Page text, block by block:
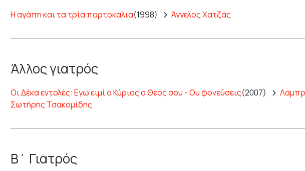
Η αγάπη και τα τρία πορτοκάλια(1998) Άγγελος Χατζάς
Άλλος γιατρός
Οι Δέκα εντολές: Εγώ ειμί ο Κύριος ο Θεός σου - Ου φονεύσεις(2007)
Σωτήρης Τσακομίδης
Β΄ Γιατρός